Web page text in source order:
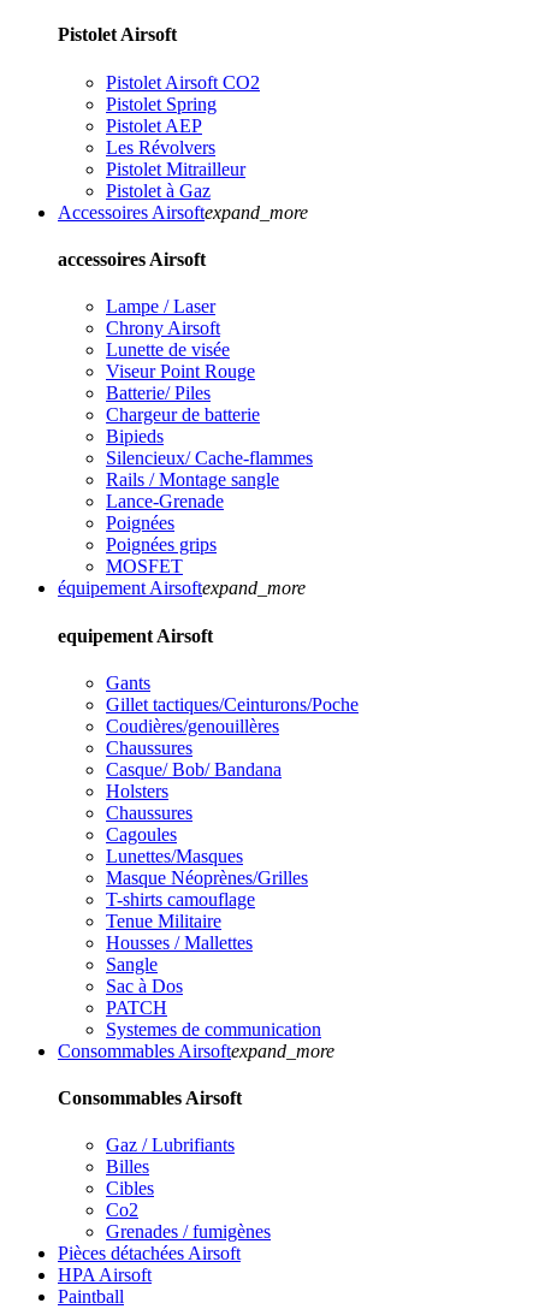
Pistolet Airsoft
Pistolet Airsoft CO2
Pistolet Spring
Pistolet AEP
Les Révolvers
Pistolet Mitrailleur
Pistolet à Gaz
Accessoires Airsoftexpand_more
accessoires Airsoft
Lampe / Laser
Chrony Airsoft
Lunette de visée
Viseur Point Rouge
Batterie/ Piles
Chargeur de batterie
Bipieds
Silencieux/ Cache-flammes
Rails / Montage sangle
Lance-Grenade
Poignées
Poignées grips
MOSFET
équipement Airsoftexpand_more
equipement Airsoft
Gants
Gillet tactiques/Ceinturons/Poche
Coudières/genouillères
Chaussures
Casque/ Bob/ Bandana
Holsters
Chaussures
Cagoules
Lunettes/Masques
Masque Néoprènes/Grilles
T-shirts camouflage
Tenue Militaire
Housses / Mallettes
Sangle
Sac à Dos
PATCH
Systemes de communication
Consommables Airsoftexpand_more
Consommables Airsoft
Gaz / Lubrifiants
Billes
Cibles
Co2
Grenades / fumigènes
Pièces détachées Airsoft
HPA Airsoft
Paintball